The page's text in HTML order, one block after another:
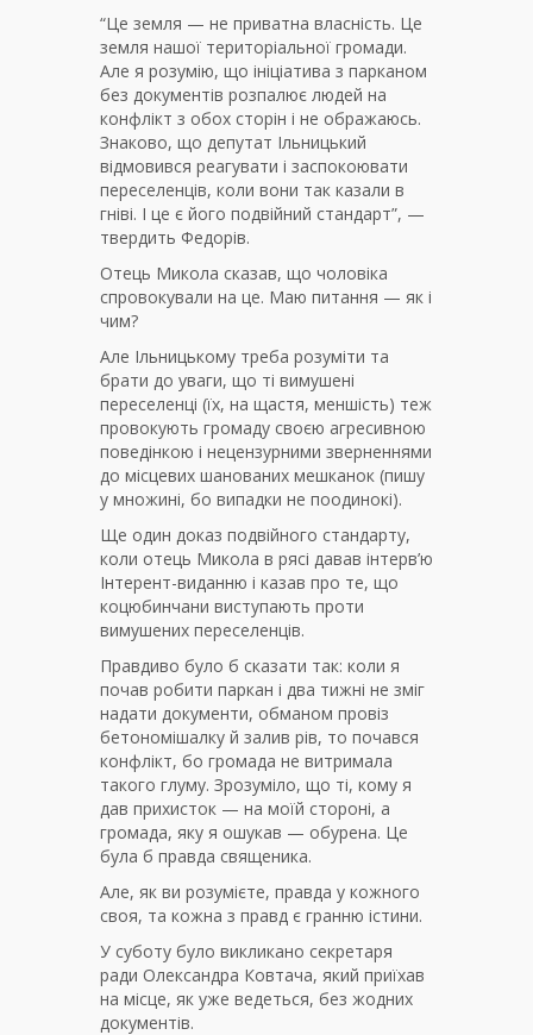
“Це земля — не приватна власність. Це
земля нашої територіальної громади.
Але я розумію, що ініціатива з парканом
без документів розпалює людей на
конфлікт з обох сторін і не ображаюсь.
Знаково, що депутат Ільницький
відмовився реагувати і заспокоювати
переселенців, коли вони так казали в
гніві. І це є його подвійний стандарт”, —
твердить Федорів.
Отець Микола сказав, що чоловіка
спровокували на це. Маю питання — як і
чим?
Але Ільницькому треба розуміти та
брати до уваги, що ті вимушені
переселенці (їх, на щастя, меншість) теж
провокують громаду своєю агресивною
поведінкою і нецензурними зверненнями
до місцевих шанованих мешканок (пишу
у множині, бо випадки не поодинокі).
Ще один доказ подвійного стандарту,
коли отець Микола в рясі давав інтерв’ю
Інтерент-виданню і казав про те, що
коцюбинчани виступають проти
вимушених переселенців.
Правдиво було б сказати так: коли я
почав робити паркан і два тижні не зміг
надати документи, обманом провіз
бетономішалку й залив рів, то почався
конфлікт, бо громада не витримала
такого глуму. Зрозуміло, що ті, кому я
дав прихисток — на моїй стороні, а
громада, яку я ошукав — обурена. Це
була б правда священика.
Але, як ви розумієте, правда у кожного
своя, та кожна з правд є гранню істини.
У суботу було викликано секретаря
ради Олександра Ковтача, який приїхав
на місце, як уже ведеться, без жодних
документів.